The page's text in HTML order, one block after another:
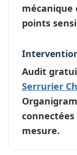
mécanique
points
Audit
Serrurier
connectées
mesure.